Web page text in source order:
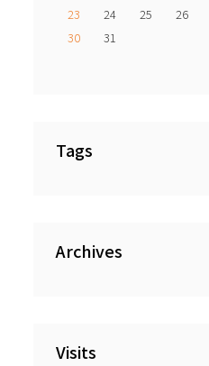
23
24 25 26
30
31
Tags
Archives
Visits